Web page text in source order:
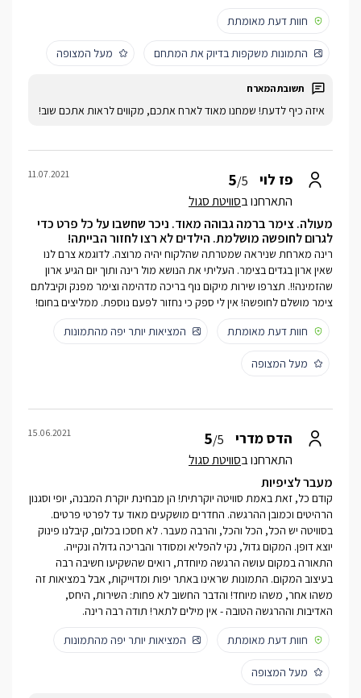
חוות דעת מאומתת
התמונות משקפות בדיוק את המתחם מעל המצופה
איזה כיף לדעת! שמחנו מאוד לארח אתכם, מקווים לראות אתכם שוב!
פז לוי 5/5
התארחנו בסוויטת סגול
11.07.2021
מעולה. צימר ברמה גבוהה מאוד. ניכר שחשבו על כל פרט כדי
לגרום לחופשה מושלמת. הילדים לא רצו לחזור הבייתה!
רינה מארחת שניראה שמטרתה שהלקוח יהיה מרוצה. לדוגמא צרם לנו
שאין ארון בגדים בצימר. העליתי את הנושא מול רינה ותוך יום הגיע ארון
שהזמינה!!. תצרפו שירות מיקום נוף בריכה מדהימה וצימר מפנק וקיבלתם
צימר מושלם לחופשה! אין לי ספק כי נחזור לפעם נוספת. ממליצים בחום!
חוות דעת מאומתת
המציאות יותר יפה מהתמונות
מעל המצופה
הדס מדרי 5/5
התארחנו בסוויטת סגול
15.06.2021
מעבר לציפיות
קודם כל, זאת באמת סוויטה יוקרתית! הן מבחינת יוקרת המבנה, יופי וסגנון
הרהיטים וכמובן ההרגשה. החדרים מושקעים מאוד עד לפרטי פרטים.
בסוויטה יש הכל, הכל והכל, והרבה מעבר. לא חסכו בכלום, קיבלנו פינוק
יוצא דופן. המקום גדול, נקי להפליא ומסודר והבריכה גדולה ונקייה.
התאורה במקום עושה הרגשה מיוחדת, רואים שהשקיעו חשיבה רבה
בעיצוב המקום. התמונות שראינו באתר יפות ומדוייקות, אבל במציאות זה
משהו אחר, משהו מיוחד! והדבר החשוב לא פחות: השירות, היחס,
האדיבות וההרגשה הטובה - אין מילים לתאר! תודה רבה רינה.
חוות דעת מאומתת
המציאות יותר יפה מהתמונות
מעל המצופה